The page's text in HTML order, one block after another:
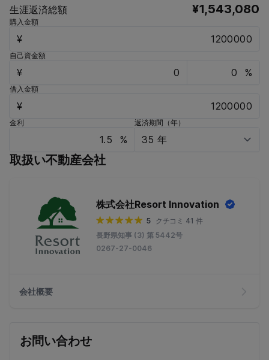
生涯返済総額 ¥1,543,080
購入金額
¥
自己資金額
¥ %
借入金額
¥
金利
%
返済期間（年）
取扱い不動産会社
株式会社Resort Innovation
5
クチコミ 41 件
長野県知事 (3) 第 5442号
0267-27-0046
会社概要
お問い合わせ